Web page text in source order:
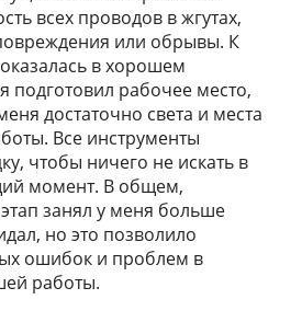
всех проводов в жгутах,
или обрывы. К
в хорошем
подготовил рабочее место,
достаточно света и места
Все инструменты
чтобы ничего не искать в
момент. В общем,
занял у меня больше
но это позволило
ошибок и проблем в
работы.